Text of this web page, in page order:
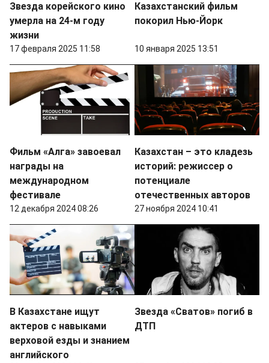
Звезда корейского кино
умерла на 24-м году
жизни
17 февраля 2025 11:58
Казахстанский фильм
покорил Нью-Йорк
10 января 2025 13:51
Фильм «Алга» завоевал
награды на
международном
фестивале
12 декабря 2024 08:26
Казахстан – это кладезь
историй: режиссер о
потенциале
отечественных авторов
27 ноября 2024 10:41
В Казахстане ищут
актеров с навыками
верховой езды и знанием
английского
Звезда «Сватов» погиб в
ДТП